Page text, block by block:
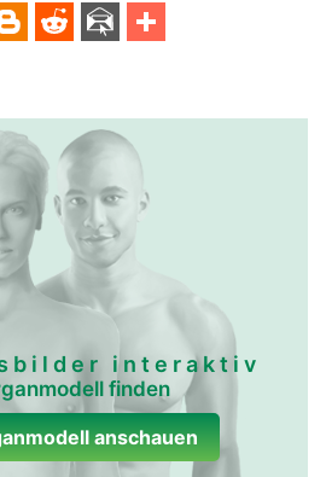
interaktiv
finden
anschauen